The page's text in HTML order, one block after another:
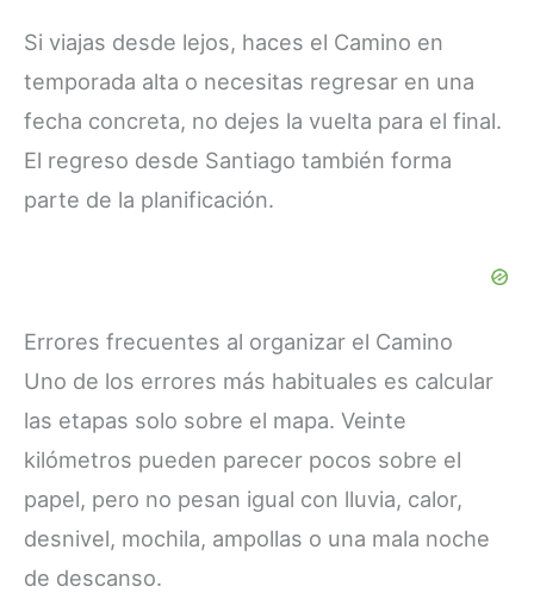
Si viajas desde lejos, haces el Camino en
temporada alta o necesitas regresar en una
fecha concreta, no dejes la vuelta para el final.
El regreso desde Santiago también forma
parte de la planificación.
Errores frecuentes al organizar el Camino
Uno de los errores más habituales es calcular
las etapas solo sobre el mapa. Veinte
kilómetros pueden parecer pocos sobre el
papel, pero no pesan igual con lluvia, calor,
desnivel, mochila, ampollas o una mala noche
de descanso.